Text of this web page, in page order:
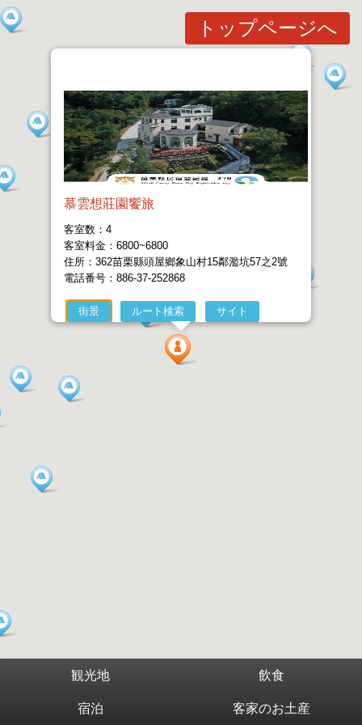
観光地 飲食
宿泊 客家のお土産
トップページへ
慕雲想莊園饗旅
客室数：4
客室料金：6800~6800
住所：362苗栗縣頭屋鄉象山村15鄰濫坑57之2號
電話番号：886-37-252868
街景 ルート検索 サイト